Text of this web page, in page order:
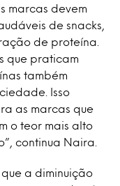
marcas devem
de snacks,
de proteína.
que praticam
também
Isso
as marcas que
o teor mais alto
continua Naira.
a diminuição